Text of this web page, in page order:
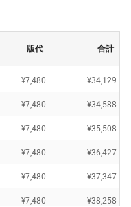
版代 合計
¥7,480 ¥34,129
¥7,480 ¥34,588
¥7,480 ¥35,508
¥7,480 ¥36,427
¥7,480 ¥37,347
¥7,480 ¥38,258